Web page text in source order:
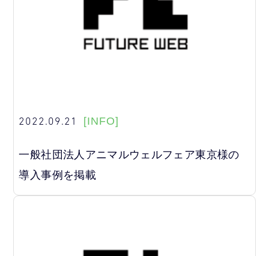
2022.09.21 [INFO]
一般社団法人アニマルウェルフェア東京様の
導入事例を掲載